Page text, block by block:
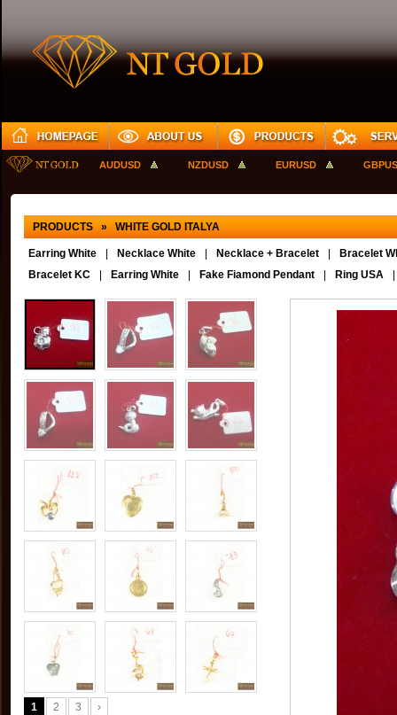
AUDUSD NZDUSD EURUSD GBPUSD
PRODUCTS » WHITE GOLD ITALYA
Earring White Necklace White Necklace + Bracelet
Bracelet
Bracelet KC
Earring White Fake Fiamond Pendant Ring USA
1 2 3 ›